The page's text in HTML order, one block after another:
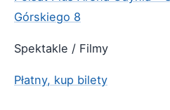
Górskiego 8
Spektakle / Filmy
Płatny, kup bilety